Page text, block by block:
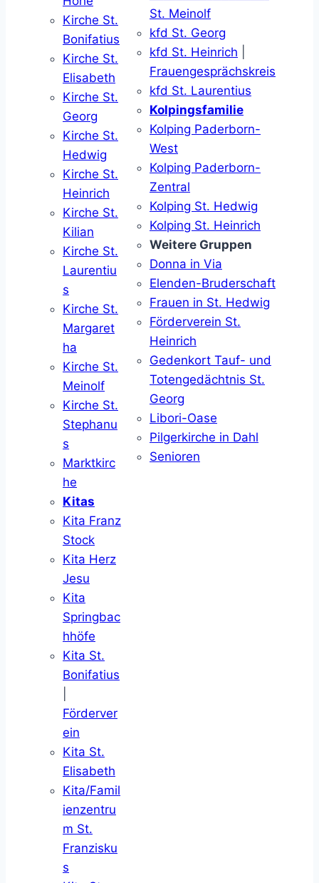
Kirche St.
Bonifatius
Kirche St.
Elisabeth
Kirche St.
Georg
Kirche St.
Hedwig
Kirche St.
Heinrich
Kirche St.
Kilian
Kirche St.
Laurentiu
s
Kirche St.
Margaret
ha
Kirche St.
Meinolf
Kirche St.
Stephanu
s
Marktkirc
he
Kitas
Kita Franz
Stock
Kita Herz
Jesu
Kita
Springbac
hhöfe
Kita St.
Bonifatius
Förderver
ein
Kita St.
Elisabeth
Kita/Famil
ienzentru
m St.
Franzisku
s
St. Meinolf
kfd St. Georg
kfd St. Heinrich
Frauengesprächskreis
kfd St. Laurentius
Kolpingsfamilie
Kolping Paderborn-
West
Kolping Paderborn-
Zentral
Kolping St. Hedwig
Kolping St. Heinrich
Weitere Gruppen
Donna in Via
Elenden-Bruderschaft
Frauen in St. Hedwig
Förderverein St.
Heinrich
Gedenkort Tauf- und
Totengedächtnis St.
Georg
Libori-Oase
Pilgerkirche in Dahl
Senioren